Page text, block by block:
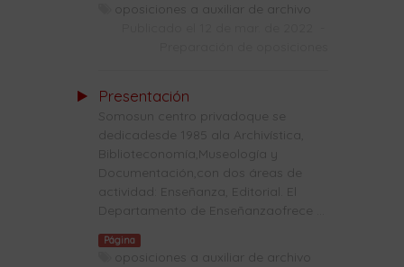
oposiciones a auxiliar de archivo
Presentación
Somosun centro privadoque se
dedicadesde 1985 ala Archivística,
Biblioteconomía,Museología y
Documentación,con dos áreas de
actividad: Enseñanza, Editorial. El
Departamento de Enseñanzaofrece ...
Página
oposiciones a auxiliar de archivo